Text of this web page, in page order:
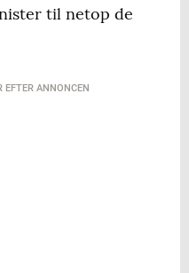
til netop de
ANNONCEN